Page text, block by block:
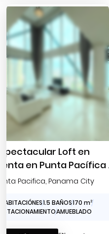
Espectacular Loft en
Venta en Punta Pacífica
Luz Natural Excepcional
Punta Pacifica, Panama City
1 HABITACIÓNES1.5 BAÑOS170 m2
1 ESTACIONAMIENTOAMUEBLADO